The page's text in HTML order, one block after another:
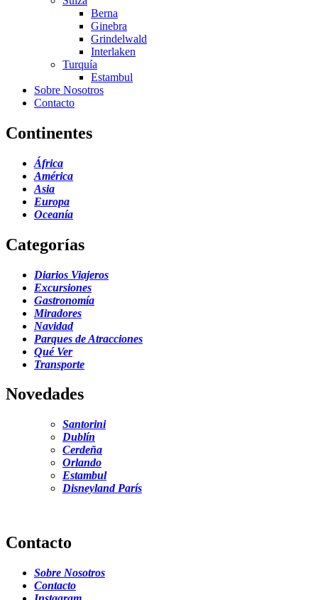
Berna
Ginebra
Grindelwald
Interlaken
Turquía
Estambul
Sobre Nosotros
Contacto
Continentes
África
América
Asia
Europa
Oceanía
Categorías
Diarios Viajeros
Excursiones
Gastronomía
Miradores
Navidad
Parques de Atracciones
Qué Ver
Transporte
Novedades
Santorini
Dublín
Cerdeña
Orlando
Estambul
Disneyland París
Contacto
Sobre Nosotros
Contacto